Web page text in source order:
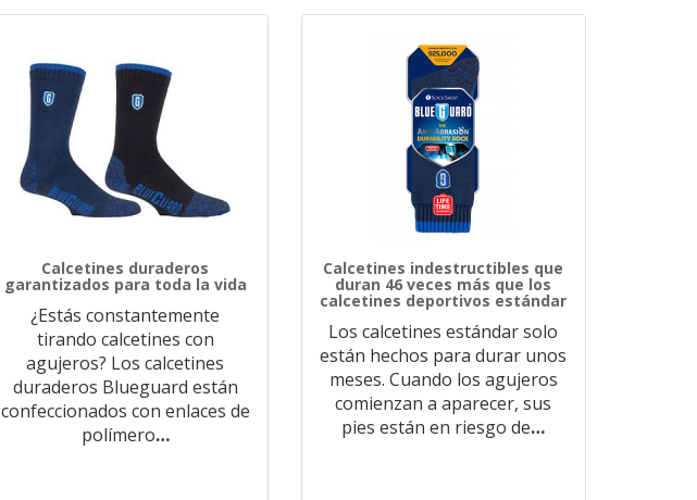
Calcetines duraderos
garantizados para toda la vida
¿Estás constantemente
tirando calcetines con
agujeros? Los calcetines
duraderos Blueguard están
confeccionados con enlaces de
polímero…
Calcetines indestructibles que
duran 46 veces más que los
calcetines deportivos estándar
Los calcetines estándar solo
están hechos para durar unos
meses. Cuando los agujeros
comienzan a aparecer, sus
pies están en riesgo de…